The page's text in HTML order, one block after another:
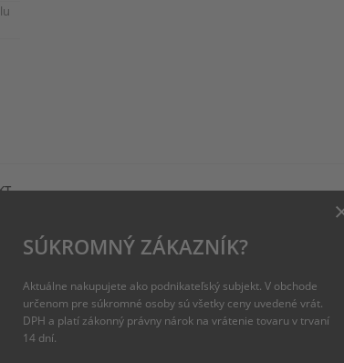
91333-840
– 17.00 hod.
15.00 hod.
packaging.com
SÚKROMNÝ ZÁKAZNÍK?
Aktuálne nakupujete ako podnikateľský subjekt. V obchode
určenom pre súkromné osoby sú všetky ceny uvedené vrát.
DPH a platí zákonný právny nárok na vrátenie tovaru v trvaní
14 dní.